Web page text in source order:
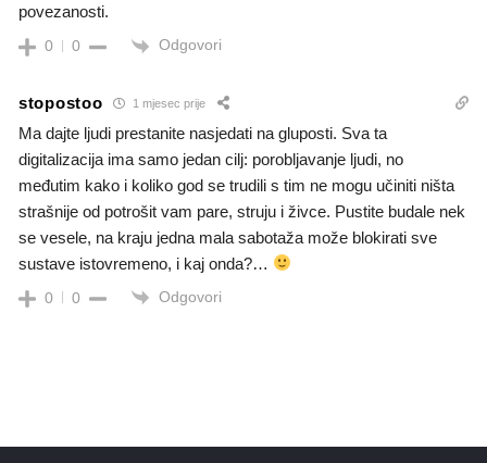
povezanosti.
0 0 Odgovori
stopostoo 1 mjesec prije
Ma dajte ljudi prestanite nasjedati na gluposti. Sva ta
digitalizacija ima samo jedan cilj: porobljavanje ljudi, no
međutim kako i koliko god se trudili s tim ne mogu učiniti ništa
strašnije od potrošit vam pare, struju i živce. Pustite budale nek
se vesele, na kraju jedna mala sabotaža može blokirati sve
sustave istovremeno, i kaj onda?…
0 0 Odgovori